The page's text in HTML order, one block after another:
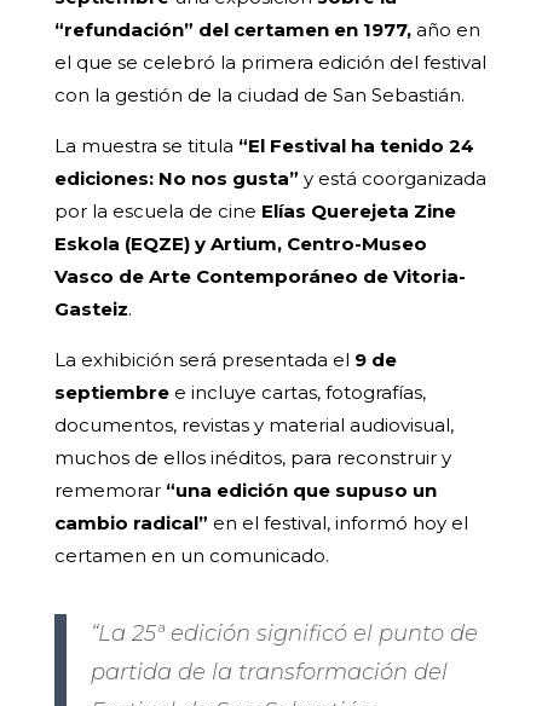
“refundación” del certamen en 1977,año en
el que se celebró la primera edición del festival
con la gestión de la ciudad de San Sebastián.
La muestra se titula “El Festival ha tenido 24
ediciones: No nos gusta” y está coorganizada
por la escuela de cine Elías Querejeta Zine
Eskola (EQZE) y Artium, Centro-Museo
Vasco de Arte Contemporáneo de Vitoria-
Gasteiz.
La exhibición será presentada el 9 de
septiembree incluye cartas, fotografías,
documentos, revistas y material audiovisual,
muchos de ellos inéditos, para reconstruir y
rememorar “una edición que supuso un
cambio radical” en el festival, informó hoy el
certamen en un comunicado.
“La 25ª edición significó el punto de
partida de la transformación del